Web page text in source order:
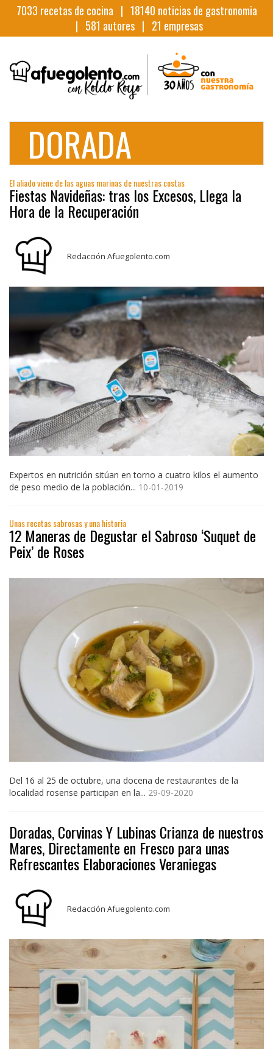
7033 recetas de cocina | 18140 noticias de gastronomia
| 581 autores | 21 empresas
DORADA
El aliado viene de las aguas marinas de nuestras costas
Fiestas Navideñas: tras los Excesos, Llega la
Hora de la Recuperación
Redacción Afuegolento.com
Expertos en nutrición sitúan en torno a cuatro kilos el aumento
de peso medio de la población... 10-01-2019
Unas recetas sabrosas y una historia
12 Maneras de Degustar el Sabroso ‘Suquet de
Peix’ de Roses
Del 16 al 25 de octubre, una docena de restaurantes de la
localidad rosense participan en la... 29-09-2020
Doradas, Corvinas Y Lubinas Crianza de nuestros
Mares, Directamente en Fresco para unas
Refrescantes Elaboraciones Veraniegas
Redacción Afuegolento.com